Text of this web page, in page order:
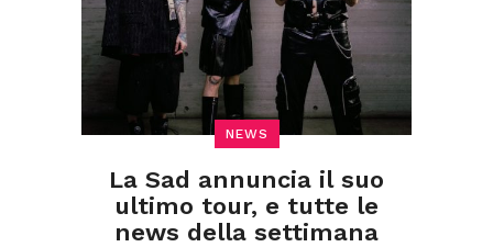
NEWS
La Sad annuncia il suo
ultimo tour, e tutte le
news della settimana